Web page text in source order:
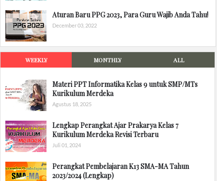
Aturan Baru PPG 2023, Para Guru Wajib Anda Tahu!
December 03, 2022
WEEKLY MONTHLY ALL
Materi PPT Informatika Kelas 9 untuk SMP/MTs
Kurikulum Merdeka
Agustus 18, 2025
Lengkap Perangkat Ajar Prakarya Kelas 7
Kurikulum Merdeka Revisi Terbaru
Juli 01, 2024
Perangkat Pembelajaran K13 SMA-MA Tahun
2023/2024 (Lengkap)